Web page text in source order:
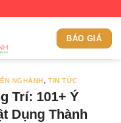
BÁO GIÁ
NGHÀNH,TIN TỨC
Trí: 101+ Ý
Dụng Thành